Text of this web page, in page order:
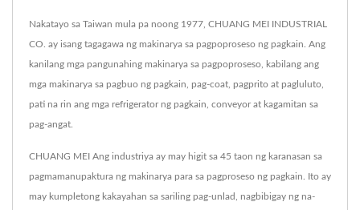
Nakatayo sa Taiwan mula pa noong 1977, CHUANG MEI INDUSTRIAL
CO. ay isang tagagawa ng makinarya sa pagpoproseso ng pagkain. Ang
kanilang mga pangunahing makinarya sa pagpoproseso, kabilang ang
mga makinarya sa pagbuo ng pagkain, pag-coat, pagprito at pagluluto,
pati na rin ang mga refrigerator ng pagkain, conveyor at kagamitan sa
pag-angat.
CHUANG MEI Ang industriya ay may higit sa 45 taon ng karanasan sa
pagmamanupaktura ng makinarya para sa pagproseso ng pagkain. Ito ay
may kumpletong kakayahan sa sariling pag-unlad, nagbibigay ng na-